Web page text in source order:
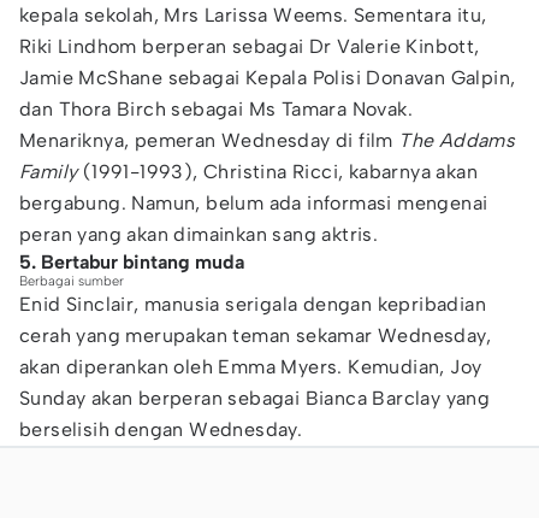
kepala sekolah, Mrs Larissa Weems. Sementara itu,
Riki Lindhom berperan sebagai Dr Valerie Kinbott,
Jamie McShane sebagai Kepala Polisi Donavan Galpin,
dan Thora Birch sebagai Ms Tamara Novak.
Menariknya, pemeran Wednesday di film The Addams
Family(1991-1993), Christina Ricci, kabarnya akan
bergabung. Namun, belum ada informasi mengenai
peran yang akan dimainkan sang aktris.
5. Bertabur bintang muda
Berbagai sumber
Enid Sinclair, manusia serigala dengan kepribadian
cerah yang merupakan teman sekamar Wednesday,
akan diperankan oleh Emma Myers. Kemudian, Joy
Sunday akan berperan sebagai Bianca Barclay yang
berselisih dengan Wednesday.